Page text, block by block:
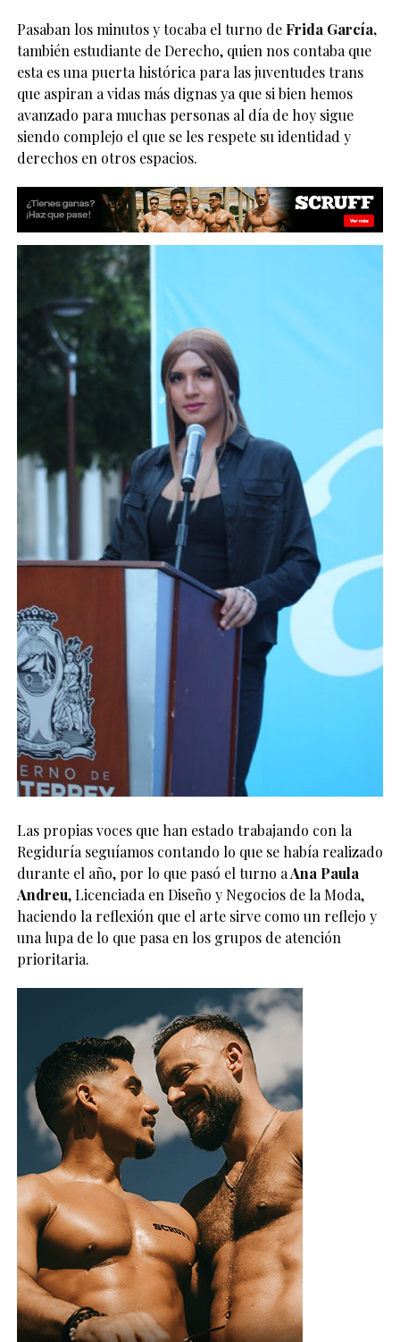
Pasaban los minutos y tocaba el turno de Frida García,
también estudiante de Derecho, quien nos contaba que
esta es una puerta histórica para las juventudes trans
que aspiran a vidas más dignas ya que si bien hemos
avanzado para muchas personas al día de hoy sigue
siendo complejo el que se les respete su identidad y
derechos en otros espacios.
Las propias voces que han estado trabajando con la
Regiduría seguíamos contando lo que se había realizado
durante el año, por lo que pasó el turno aAna Paula
Andreu, Licenciada en Diseño y Negocios de la Moda,
haciendo la reflexión que el arte sirve como un reflejo y
una lupa de lo que pasa en los grupos de atención
prioritaria.